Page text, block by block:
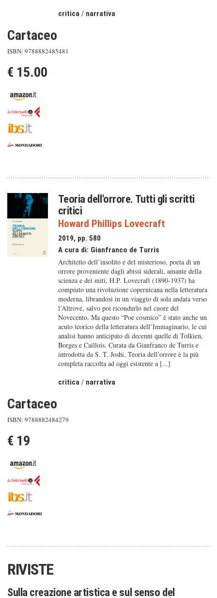
critica / narrativa
Cartaceo
ISBN: 9788882485481
€ 15.00
Teoria dell'orrore. Tutti gli scritti
critici
Howard Phillips Lovecraft
2019, pp. 580
A cura di: Gianfranco de Turris
Architetto dell’insolito e del misterioso, poeta di un
orrore proveniente dagli abissi siderali, amante della
scienza e dei miti, H.P. Lovecraft (1890-1937) ha
compiuto una rivoluzione copernicana nella letteratura
moderna, librandosi in un viaggio di sola andata verso
l’Altrove, salvo poi ricondurlo nel cuore del
Novecento. Ma questo “Poe cosmico” è stato anche un
acuto teorico della letteratura dell’Immaginario, le cui
analisi hanno anticipato di decenni quelle di Tolkien,
Borges e Caillois. Curata da Gianfranco de Turris e
introdotta da S. T. Joshi, Teoria dell’orrore è la più
completa raccolta ad oggi esistente a [...]
critica / narrativa
Cartaceo
ISBN: 9788882484279
€ 19
RIVISTE
Sulla creazione artistica e sul senso del